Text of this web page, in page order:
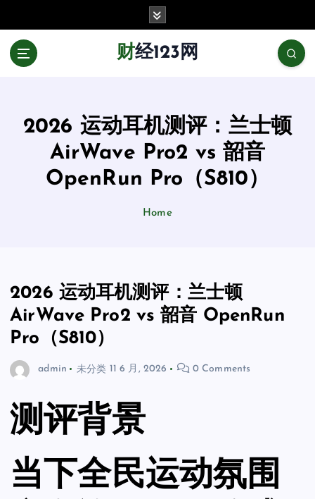
财经123网
2026 运动耳机测评：兰士顿
AirWave Pro2 vs 韶音
OpenRun Pro（S810）
Home
2026 运动耳机测评：兰士顿
AirWave Pro2 vs 韶音 OpenRun
Pro（S810）
admin 未分类 11 6 月, 2026 0 Comments
测评背景
当下全民运动氛围